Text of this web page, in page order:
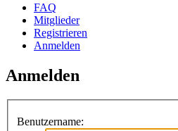
FAQ
Mitglieder
Registrieren
Anmelden
Anmelden
Benutzername: